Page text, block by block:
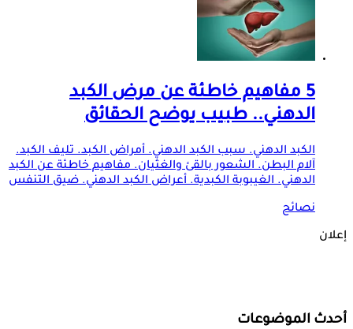
5 مفاهيم خاطئة عن مرض الكبد
الدهني.. طبيب يوضح الحقائق
الكبد الدهني. سبب الكبد الدهني. أمراض الكبد. تليف الكبد.
آلام البطن. الشعور بالقئ والغثيان. مفاهيم خاطئة عن الكبد
الدهني. الغيبوبة الكبدية. أعراض الكبد الدهني. ضيق التنفس
نصائح
إعلان
أحدث الموضوعات